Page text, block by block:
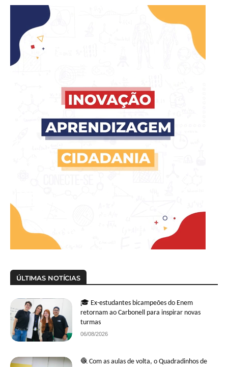
ÚLTIMAS NOTÍCIAS
🎓 Ex-estudantes bicampeões do Enem
retornam ao Carbonell para inspirar novas
turmas
06/08/2026
🧶 Com as aulas de volta, o Quadradinhos de